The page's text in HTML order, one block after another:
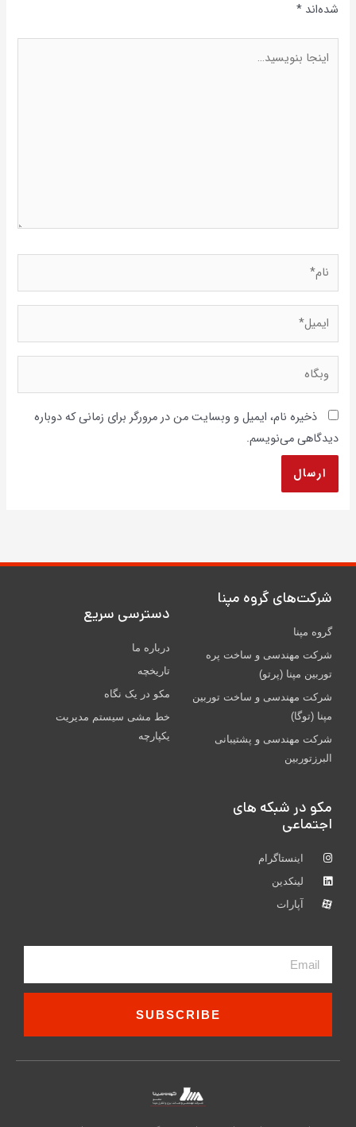
شده‌اند*
بنویسید…
نام*
ایمیل*
وبگاه
ذخیره نام، ایمیل و وبسایت من در مرورگر برای زمانی که دوباره
دیدگاهی می‌نویسم.
شركت‌های گروه مپنا
گروه مپنا
شرکت مهندسی و ساخت پره‌
توربین مپنا (پرتو)
شركت مهندسی و ساخت توربين
مپنا (توگا)
شركت مهندسی و پشتيبانی
البرزتوربين
دسترسی سریع
درباره ما
تاریخچه
مکو در یک نگاه
خط مشی سیستم مدیریت
یکپارچه
مکو در شبکه های
اجتماعی
اینستاگرام
لینکدین
آپارات
SUBSCRIBE